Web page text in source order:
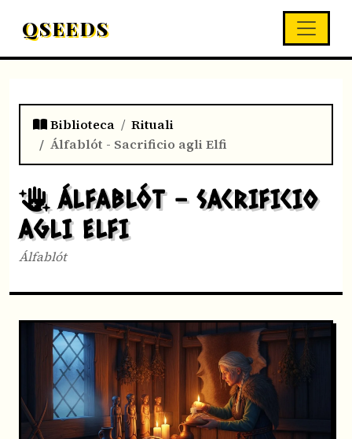
QSEEDS
Biblioteca
Rituali
Álfablót - Sacrificio agli Elfi
ÁLFABLÓT - SACRIFICIO
AGLI ELFI
Álfablót